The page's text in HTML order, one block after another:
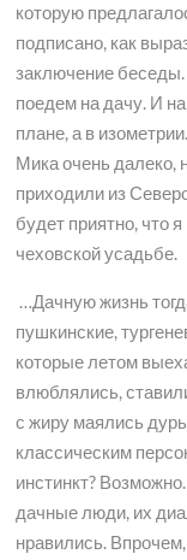
которую
подписано, как
заключение беседы.
поедем на дачу. И
плане, а в
Мика очень далеко,
приходили из
будет приятно, что
чеховской усадьбе.
…Дачную жизнь
пушкинские,
которые летом
влюблялись,
с жиру маялись
классическим
инстинкт?
дачные люди, их
нравились.